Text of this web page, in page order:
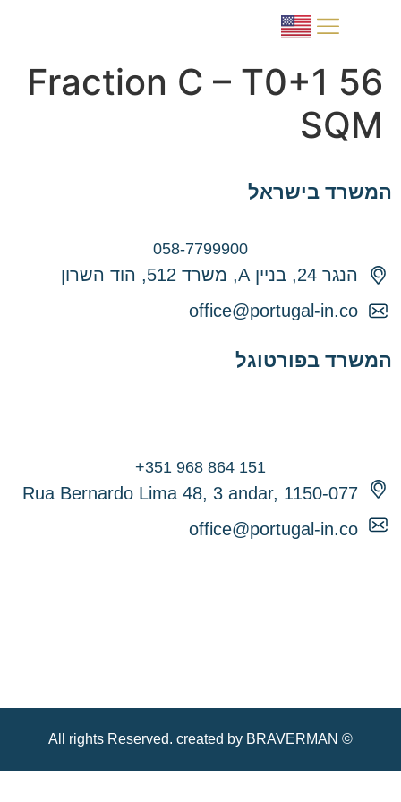
Fraction C – T0+1 56
SQM
המשרד בישראל
058-7799900
הנגר 24, בניין A, משרד 512, הוד השרון
office@portugal-in.co
המשרד בפורטוגל
Rua Bernardo Lima 48, 3 andar, 1150-077
office@portugal-in.co
© All rights Reserved. created by BRAVERMAN